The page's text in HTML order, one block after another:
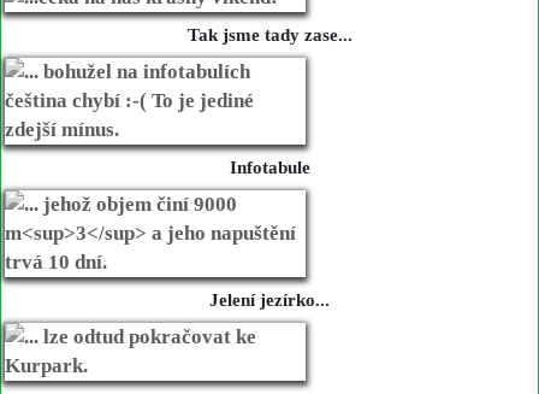
Tak jsme tady zase...
Infotabule
Jelení jezírko...